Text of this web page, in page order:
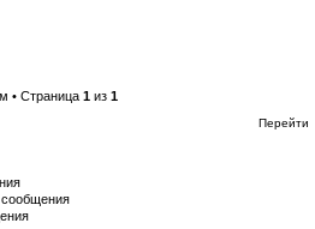
• Страница 1из 1
Перейти
сообщения